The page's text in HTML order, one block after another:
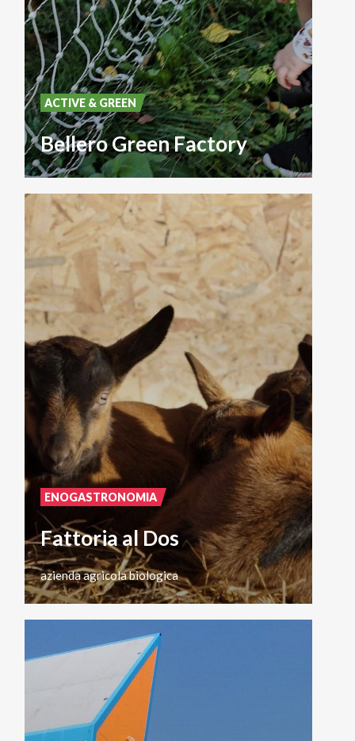
Bellero Green Factory
ACTIVE & GREEN
Fattoria al Dos
aziendaagricolabiologica
ENOGASTRONOMIA